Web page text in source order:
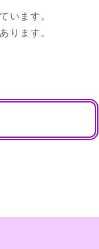
います。
ります。